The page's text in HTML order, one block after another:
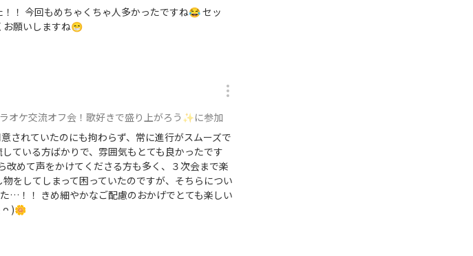
！ 今回もめちゃくちゃ人多かったですね😂 セッ
お願いしますね😁
オケ交流オフ会！歌好きで盛り上がろう✨に参加
されていたのにも拘わらず、常に進行がスムーズで
ている方ばかりで、雰囲気もとても良かったです
めて声をかけてくださる方も多く、３次会まで楽
をしてしまって困っていたのですが、そちらについ
…！！ きめ細やかなご配慮のおかげでとても楽しい
ᴖ )🌼